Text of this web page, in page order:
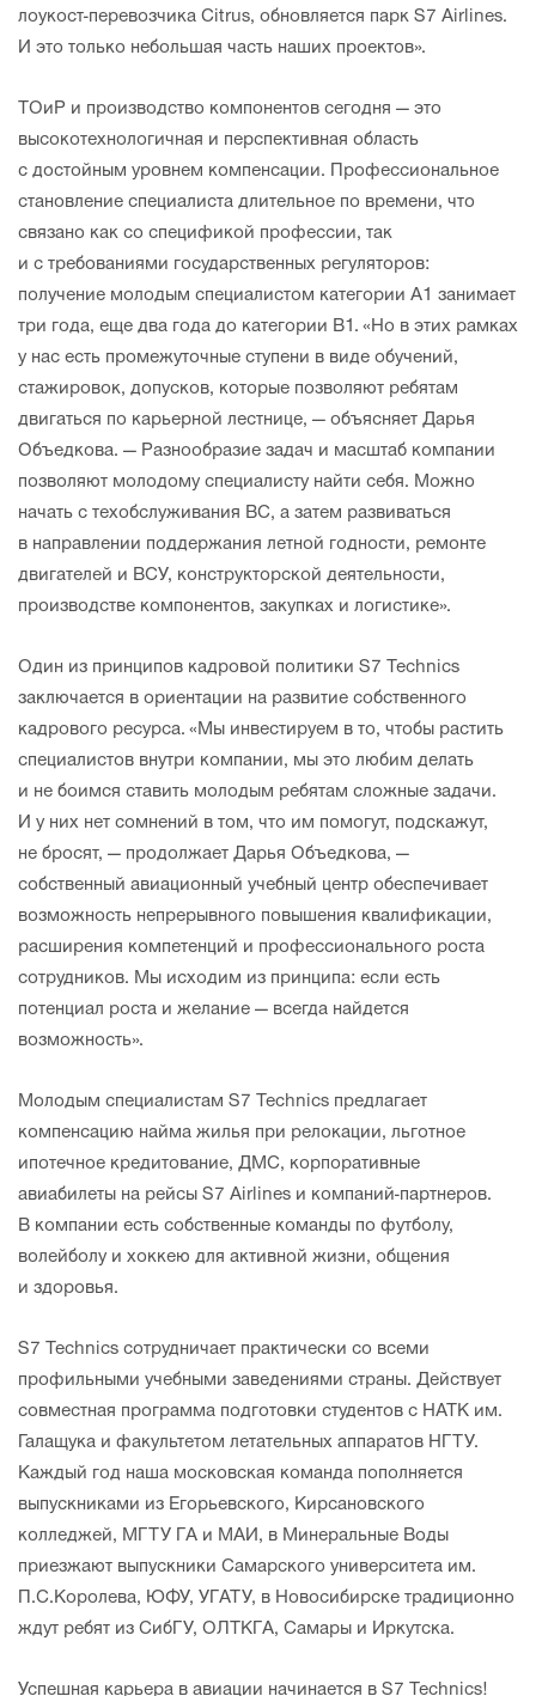
лоукост-перевозчика Citrus, обновляется парк S7 Airlines.
И это только небольшая часть наших проектов».
ТОиР и производство компонентов сегодня — это
высокотехнологичная и перспективная область
с достойным уровнем компенсации. Профессиональное
становление специалиста длительное по времени, что
связано как со спецификой профессии, так
и с требованиями государственных регуляторов:
получение молодым специалистом категории А1 занимает
три года, еще два года до категории В1. «Но в этих рамках
у нас есть промежуточные ступени в виде обучений,
стажировок, допусков, которые позволяют ребятам
двигаться по карьерной лестнице, — объясняет Дарья
Объедкова. — Разнообразие задач и масштаб компании
позволяют молодому специалисту найти себя. Можно
начать с техобслуживания ВС, а затем развиваться
в направлении поддержания летной годности, ремонте
двигателей и ВСУ, конструкторской деятельности,
производстве компонентов, закупках и логистике».
Один из принципов кадровой политики S7 Technics
заключается в ориентации на развитие собственного
кадрового ресурса. «Мы инвестируем в то, чтобы растить
специалистов внутри компании, мы это любим делать
и не боимся ставить молодым ребятам сложные задачи.
И у них нет сомнений в том, что им помогут, подскажут,
не бросят, — продолжает Дарья Объедкова, —
собственный авиационный учебный центр обеспечивает
возможность непрерывного повышения квалификации,
расширения компетенций и профессионального роста
сотрудников. Мы исходим из принципа: если есть
потенциал роста и желание — всегда найдется
возможность».
Молодым специалистам S7 Technics предлагает
компенсацию найма жилья при релокации, льготное
ипотечное кредитование, ДМС, корпоративные
авиабилеты на рейсы S7 Airlines и компаний-партнеров.
В компании есть собственные команды по футболу,
волейболу и хоккею для активной жизни, общения
и здоровья.
S7 Technics сотрудничает практически со всеми
профильными учебными заведениями страны. Действует
совместная программа подготовки студентов с НАТК им.
Галащука и факультетом летательных аппаратов НГТУ.
Каждый год наша московская команда пополняется
выпускниками из Егорьевского, Кирсановского
колледжей, МГТУ ГА и МАИ, в Минеральные Воды
приезжают выпускники Самарского университета им.
П.С.Королева, ЮФУ, УГАТУ, в Новосибирске традиционно
ждут ребят из СибГУ, ОЛТКГА, Самары и Иркутска.
Успешная карьера в авиации начинается в S7 Technics!